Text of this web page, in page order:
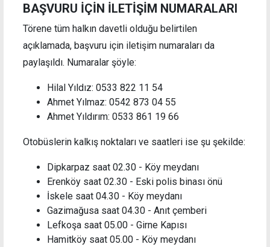
BAŞVURU İÇİN İLETİŞİM NUMARALARI
Törene tüm halkın davetli olduğu belirtilen
açıklamada, başvuru için iletişim numaraları da
paylaşıldı. Numaralar şöyle:
Hilal Yıldız: 0533 822 11 54
Ahmet Yılmaz: 0542 873 04 55
Ahmet Yıldırım: 0533 861 19 66
Otobüslerin kalkış noktaları ve saatleri ise şu şekilde:
Dipkarpaz saat 02.30 - Köy meydanı
Erenköy saat 02.30 - Eski polis binası önü
İskele saat 04.30 - Köy meydanı
Gazimağusa saat 04.30 - Anıt çemberi
Lefkoşa saat 05.00 - Girne Kapısı
Hamitköy saat 05.00 - Köy meydanı